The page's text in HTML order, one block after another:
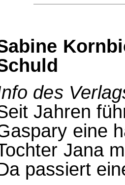
des
Jahren
eine
Jana
passiert